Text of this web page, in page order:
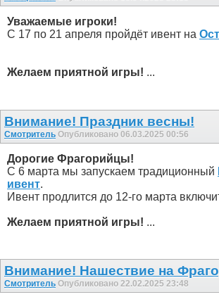
Уважаемые игроки!
С 17 по 21 апреля пройдёт ивент на
Желаем приятной игры! ...
Внимание! Праздник весны!
Смотритель Опубликовано 06.03.2025 00:56
Дорогие Фрагорийцы!
С 6 марта мы запускаем традиционный
ивент.
Ивент продлится до 12-го марта
Желаем приятной игры! ...
Внимание! Нашествие на
Смотритель Опубликовано 22.02.2025 23:48